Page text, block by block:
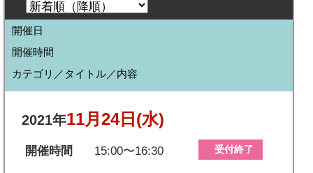
開催日
開催時間
カテゴリ／タイトル／内容
2021年11月24日 (水)
開催時間 15:00〜16:30 受付終了